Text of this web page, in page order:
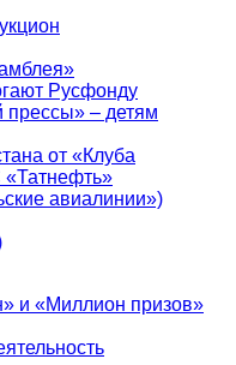
Русфонду
прессы» – детям
от «Клуба
авиалинии»)
и «Миллион призов»